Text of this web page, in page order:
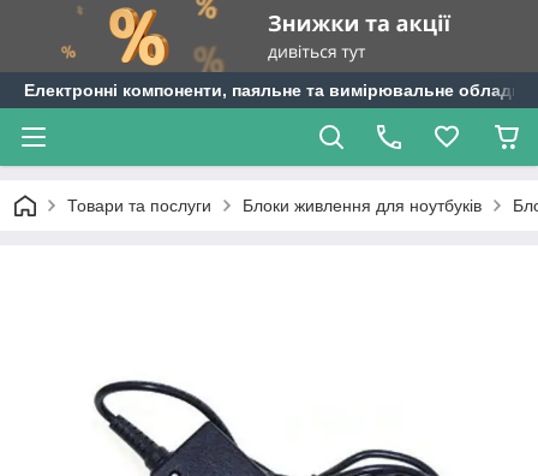
Електронні компоненти, паяльне та вимірювальне
Товари та послуги Блоки живлення для ноутбуків